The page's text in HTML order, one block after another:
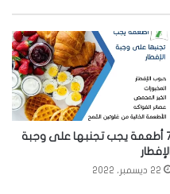
7 أطعمة يجب تجنبها على وجبة
الإفطار
22 ديسمبر، 2022